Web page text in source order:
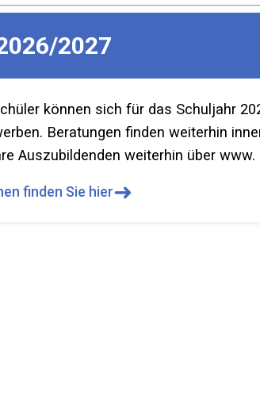
2027
können sich für das Schuljahr
Beratungen finden weiterhin
Auszubildenden weiterhin über
finden Sie hier➜